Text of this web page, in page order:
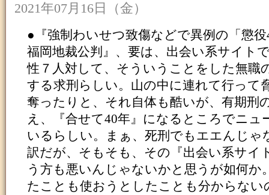
2021年07月16日（金）
●『強制わいせつ致傷などで異例の「懲
福岡地裁公判』、要は、出会い系サイト
性７人対して、そういうことをした無職
する求刑らしい。山の中に連れて行って
奪ったりと、それ自体も酷いが、有期刑
え、『合せて40年』になるところでニュ
いるらしい。まぁ、死刑でもエエんじゃ
訳だが、そもそも、その『出会い系サイ
う方も悪いんじゃないかと思うが如何か
たことも使おうとしたことも分からない